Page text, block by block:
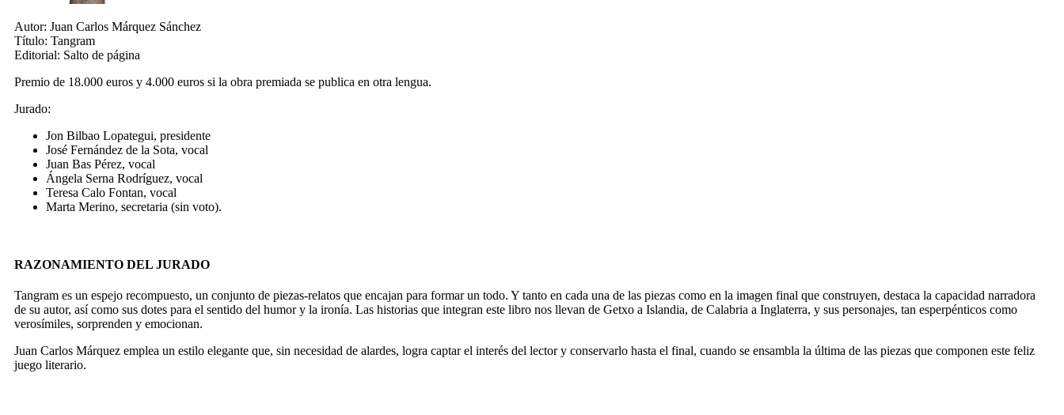
Autor: Juan Carlos Márquez Sánchez
Título: Tangram
Editorial: Salto de página
Premio de 18.000 euros y 4.000 euros si la obra premiada se publica en otra lengua.
Jurado:
Jon Bilbao Lopategui, presidente
José Fernández de la Sota, vocal
Juan Bas Pérez, vocal
Ángela Serna Rodríguez, vocal
Teresa Calo Fontan, vocal
Marta Merino, secretaria (sin voto).
RAZONAMIENTO DEL JURADO
Tangram es un espejo recompuesto, un conjunto de piezas-relatos que encajan para formar un todo. Y tanto en cada una de las piezas como en la imagen final que construyen, destaca la capacidad narradora
de su autor, así como sus dotes para el sentido del humor y la ironía. Las historias que integran este libro nos llevan de Getxo a Islandia, de Calabria a Inglaterra, y sus personajes, tan esperpénticos como
verosímiles, sorprenden y emocionan.
Juan Carlos Márquez emplea un estilo elegante que, sin necesidad de alardes, logra captar el interés del lector y conservarlo hasta el final, cuando se ensambla la última de las piezas que componen este feliz
juego literario.